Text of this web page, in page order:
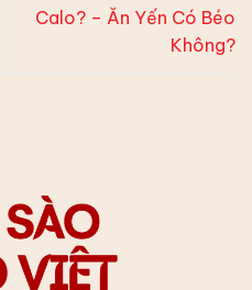
Calo? – Ăn Yến Có Béo
Không?